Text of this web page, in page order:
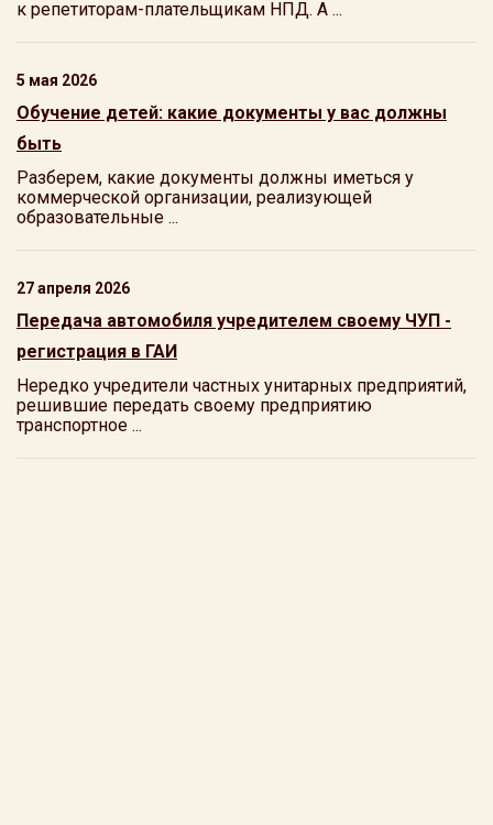
к репетиторам-плательщикам НПД. А ...
5 мая 2026
Обучение детей: какие документы у вас должны
быть
Разберем, какие документы должны иметься у
коммерческой организации, реализующей
образовательные ...
27 апреля 2026
Передача автомобиля учредителем своему ЧУП -
регистрация в ГАИ
Нередко учредители частных унитарных предприятий,
решившие передать своему предприятию
транспортное ...